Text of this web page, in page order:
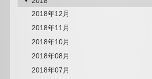
2018年12月
2018年11月
2018年10月
2018年08月
2018年07月